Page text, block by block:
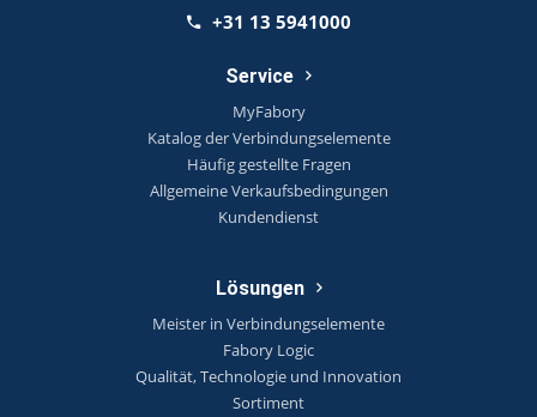
+31 13 5941000
Service
MyFabory
Katalog der Verbindungselemente
Häufig gestellte Fragen
Allgemeine Verkaufsbedingungen
Kundendienst
Lösungen
Meister in Verbindungselemente
Fabory Logic
Qualität, Technologie und Innovation
Sortiment